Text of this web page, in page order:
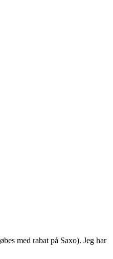
med rabat på Saxo). Jeg har